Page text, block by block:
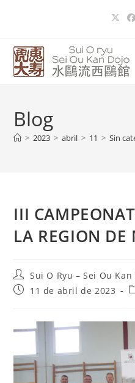
Blog
> 2023 > abril > 11 > Sin
III
LA REGION
Sui O Ryu – Sei Ou Kan
11 de abril de 2023